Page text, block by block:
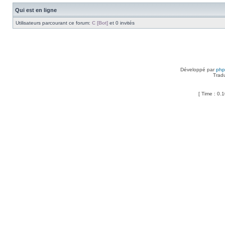
Qui est en ligne
Utilisateurs parcourant ce forum: C [Bot] et 0 invités
Développé par
[ Time :